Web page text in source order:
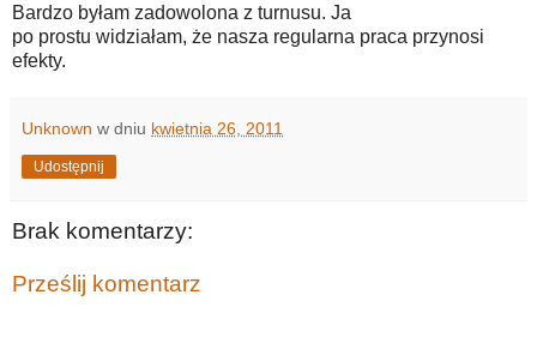
Bardzo byłam zadowolona z turnusu. Ja
po prostu widziałam, że nasza regularna praca przynosi
efekty.
Unknown w dniu kwietnia 26, 2011
Udostępnij
Brak komentarzy:
Prześlij komentarz